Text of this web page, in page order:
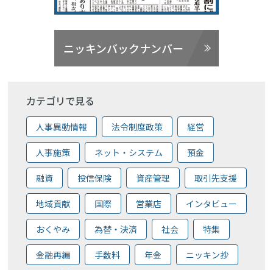
ニッキンバックナンバー
カテゴリで見る
人事異動情報 法令制度政策 経営
人事施策 ネット・システム 預金
融資 投信保険 資産管理 取引先支援
地域貢献 国際 営業店 インタビュー
おくやみ 為替・決済 社会 特集
金融再編 手数料 年金 ニッキン抄